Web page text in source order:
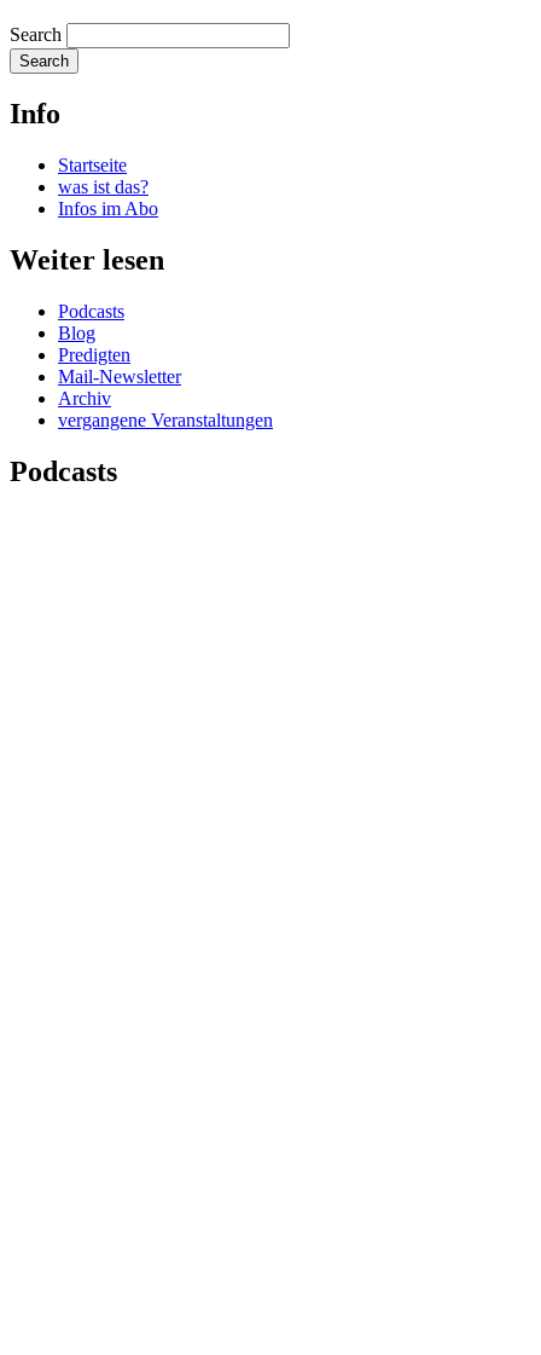
Search
Info
Startseite
was ist das?
Infos im Abo
Weiter lesen
Podcasts
Blog
Predigten
Mail-Newsletter
Archiv
vergangene Veranstaltungen
Podcasts